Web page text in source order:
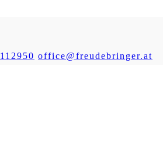
office@freudebringer.at